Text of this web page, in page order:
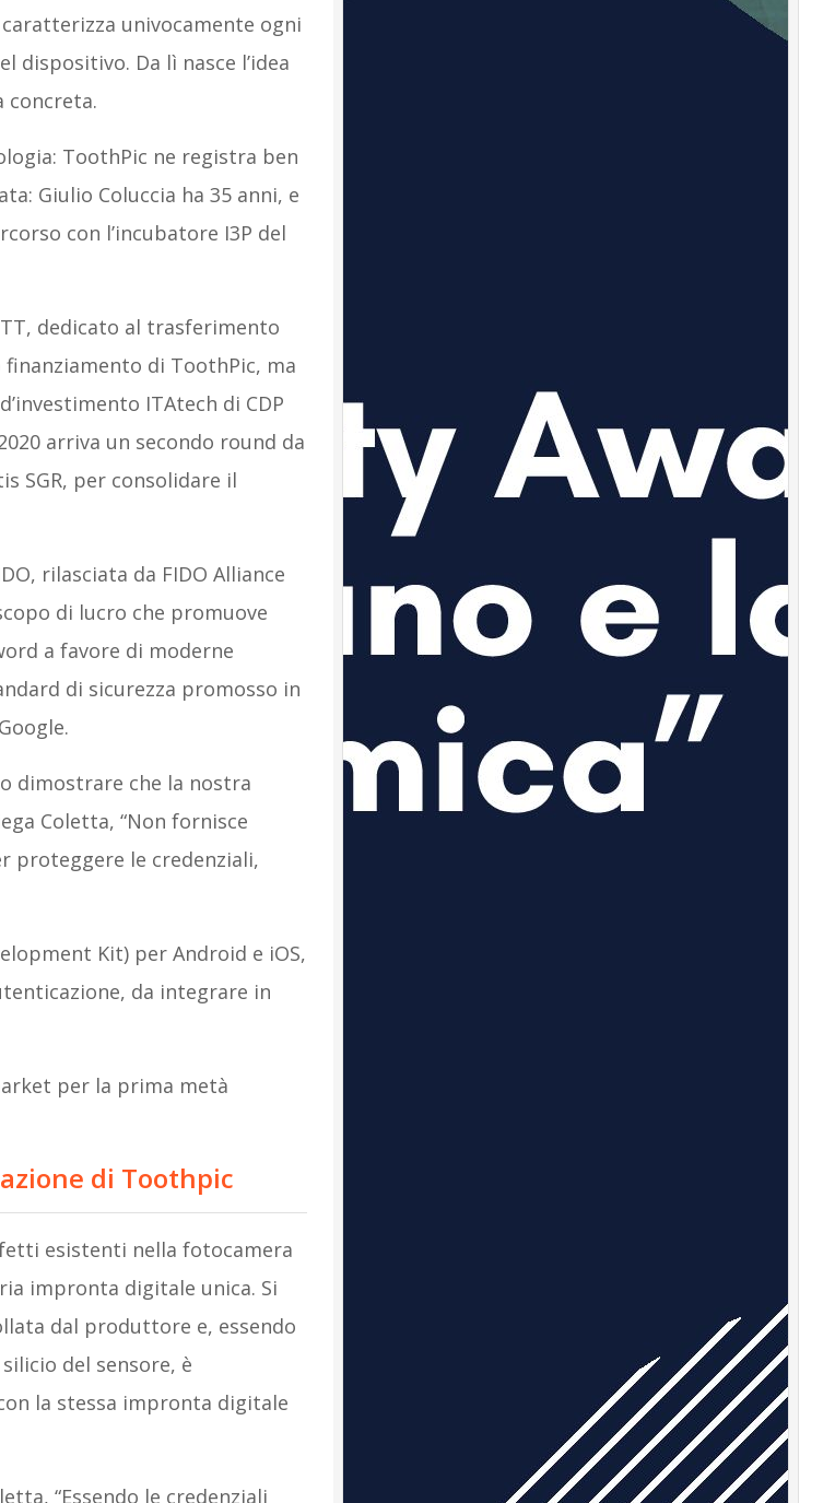
univocamente ogni
Da lì nasce l’idea
ToothPic ne registra ben
Giulio Coluccia ha 35 anni, e
con l’incubatore I3P del
dedicato al trasferimento
di ToothPic, ma
ITAtech di CDP
arriva un secondo round da
SGR, per consolidare il
rilasciata da FIDO Alliance
di lucro che promuove
a favore di moderne
di sicurezza promosso in
dimostrare che la nostra
Coletta, “Non fornisce
proteggere le credenziali,
Kit) per Android e iOS,
da integrare in
per la prima metà
di Toothpic
esistenti nella fotocamera
impronta digitale unica. Si
dal produttore e, essendo
del sensore, è
la stessa impronta digitale
“Essendo le credenziali